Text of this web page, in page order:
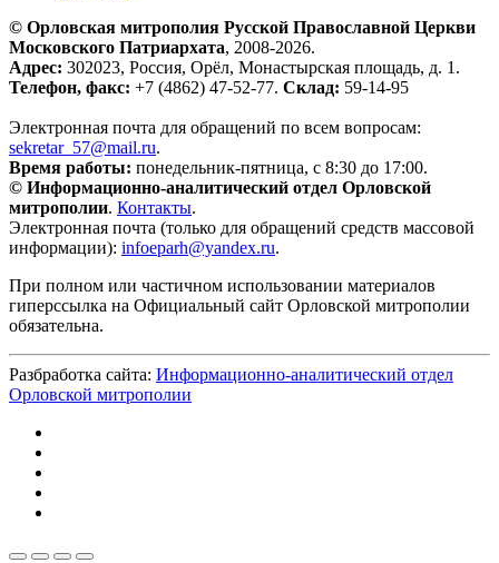
© Орловская митрополия Русской Православной Церкви
Московского Патриархата, 2008-2026.
Адрес: 302023, Россия, Орёл, Монастырская площадь, д. 1.
Телефон, факс: +7 (4862) 47-52-77. Склад: 59-14-95
Электронная почта для обращений по всем вопросам:
sekretar_57@mail.ru.
Время работы: понедельник-пятница, с 8:30 до 17:00.
© Информационно-аналитический отдел Орловской
митрополии. Контакты.
Электронная почта (только для обращений средств массовой
информации): infoeparh@yandex.ru.
При полном или частичном использовании материалов
гиперссылка на Официальный сайт Орловской митрополии
обязательна.
Разбработка сайта: Информационно-аналитический отдел
Орловской митрополии